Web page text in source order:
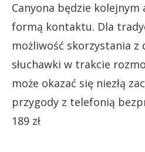
Canyona będzie kolejnym
formą kontaktu. Dla
możliwość skorzystania z
słuchawki w trakcie
może okazać się niezłą
przygody z telefonią
189 zł